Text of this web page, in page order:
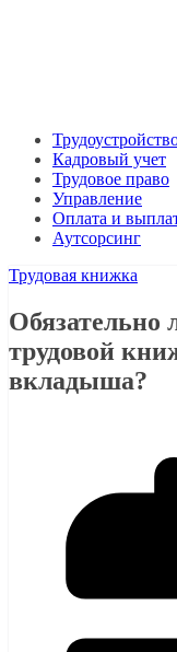
Кадровый учет
Трудовое право
Управление
Оплата и
Аутсорсинг
Трудовая книжка
Обязательно
трудовой
вкладыша?